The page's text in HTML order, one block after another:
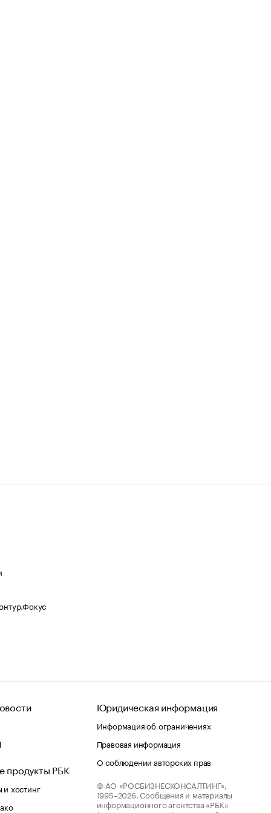
продукты РБК
хостинг
Юридическая информация
Информация об ограничениях
Правовая информация
О соблюдении авторских прав
© АО «РОСБИЗНЕСКОНСАЛТИНГ»,
1995–2026. Сообщения и материалы
информационного агентства «РБК»